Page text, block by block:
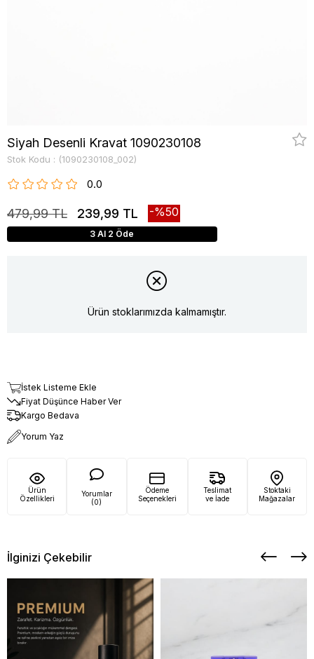
Siyah Desenli Kravat 1090230108
Stok Kodu (1090230108_002)
0.0
479,99 TL 239,99 TL 50
3 Al 2 Öde
Ürün stoklarımızda kalmamıştır.
İstek Listeme Ekle
Fiyat Düşünce Haber Ver
Kargo Bedava
Yorum Yaz
Ürün
Özellikleri
Yorumlar
(0)
Ödeme
Seçenekleri
Teslimat
ve İade
Stoktaki
Mağazalar
İlginizi Çekebilir